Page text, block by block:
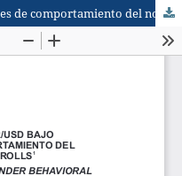
Inversión en eur/usd bajo patrones de comportamiento del non farm payrolls